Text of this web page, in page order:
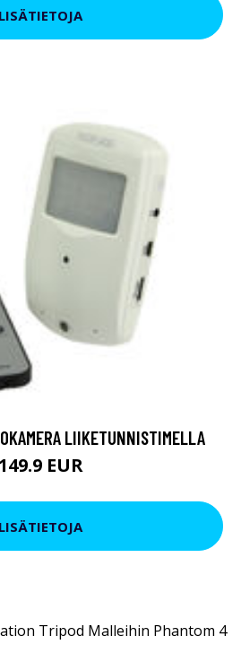
LISÄTIETOJA
LIIKETUNNISTIMELLA
149.9 EUR
LISÄTIETOJA